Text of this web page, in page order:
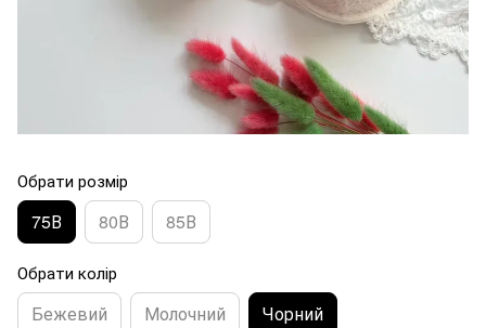
Обрати розмір
75В 80В 85В
Обрати колір
Бежевий Молочний Чорний